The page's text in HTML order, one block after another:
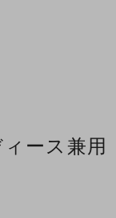
ース兼用